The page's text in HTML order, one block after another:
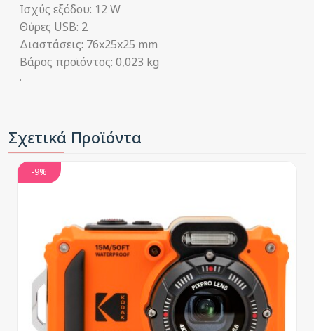
Ισχύς εξόδου: 12 W
Θύρες USB: 2
Διαστάσεις: 76x25x25 mm
Βάρος προϊόντος: 0,023 kg
.
Σχετικά Προϊόντα
-9%